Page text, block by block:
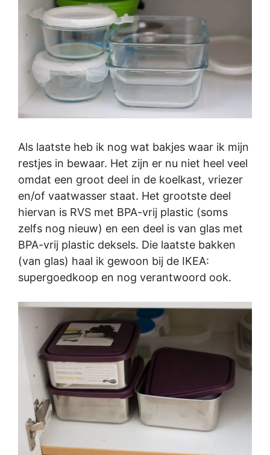
Als laatste heb ik nog wat bakjes waar ik mijn
restjes in bewaar. Het zijn er nu niet heel veel
omdat een groot deel in de koelkast, vriezer
en/of vaatwasser staat. Het grootste deel
hiervan is RVS met BPA-vrij plastic (soms
zelfs nog nieuw) en een deel is van glas met
BPA-vrij plastic deksels. Die laatste bakken
(van glas) haal ik gewoon bij de IKEA:
supergoedkoop en nog verantwoord ook.